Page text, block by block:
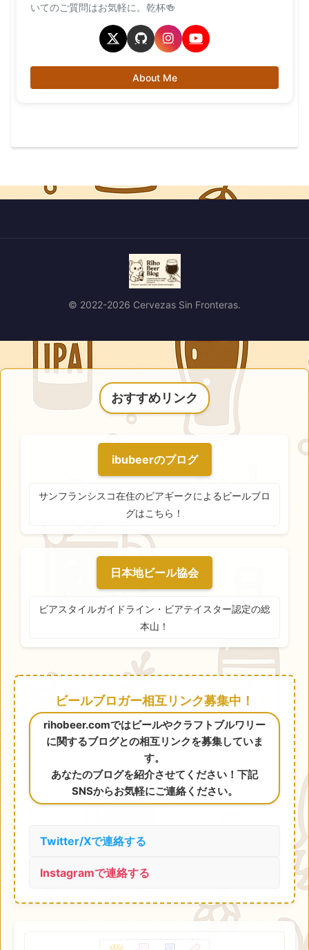
いてのご質問はお気軽に。乾杯🍻
About Me
© 2022-2026 Cervezas Sin Fronteras.
おすすめリンク
ibubeerのブログ
サンフランシスコ在住のビアギークによるビールブロ
グはこちら！
日本地ビール協会
ビアスタイルガイドライン・ビアテイスター認定の総
本山！
ビールブロガー相互リンク募集中！
rihobeer.comではビールやクラフトブルワリー
に関するブログとの相互リンクを募集していま
す。
あなたのブログを紹介させてください！下記
SNSからお気軽にご連絡ください。
Twitter/Xで連絡する
Instagramで連絡する